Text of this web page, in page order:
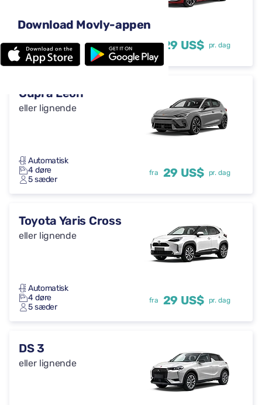
Download Movly-appen
4 døre
5 sæder
fra 29 US$ pr. dag
Cupra Leon
eller lignende
Automatisk
4 døre
5 sæder
fra 29 US$ pr. dag
Toyota Yaris Cross
eller lignende
Automatisk
4 døre
5 sæder
fra 29 US$ pr. dag
DS 3
eller lignende